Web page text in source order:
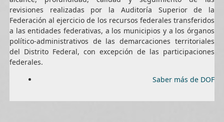
revisiones realizadas por la Auditoría Superior de la
Federación al ejercicio de los recursos federales transferidos
a las entidades federativas, a los municipios y a los órganos
político-administrativos de las demarcaciones territoriales
del Distrito Federal, con excepción de las participaciones
federales.
Saber más de DOF